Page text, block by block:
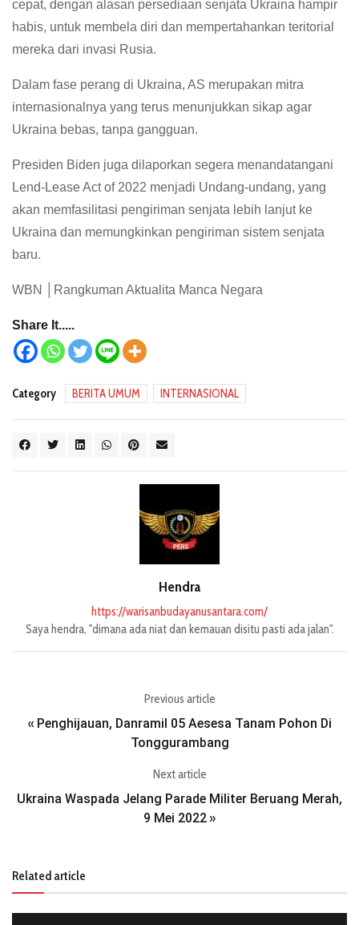
cepat, dengan alasan persediaan senjata Ukraina hampir
habis, untuk membela diri dan mempertahankan teritorial
mereka dari invasi Rusia.
Dalam fase perang di Ukraina, AS merupakan mitra
internasionalnya yang terus menunjukkan sikap agar
Ukraina bebas, tanpa gangguan.
Presiden Biden juga dilaporkan segera menandatangani
Lend-Lease Act of 2022 menjadi Undang-undang, yang
akan memfasilitasi pengiriman senjata lebih lanjut ke
Ukraina dan memungkinkan pengiriman sistem senjata
baru.
WBN │Rangkuman Aktualita Manca Negara
Share It.....
Category BERITA UMUM INTERNASIONAL
Hendra
https://warisanbudayanusantara.com/
Saya hendra, "dimana ada niat dan kemauan disitu pasti ada jalan".
Previous article
« Penghijauan, Danramil 05 Aesesa Tanam Pohon Di
Tonggurambang
Next article
Ukraina Waspada Jelang Parade Militer Beruang Merah,
9 Mei 2022 »
Related article